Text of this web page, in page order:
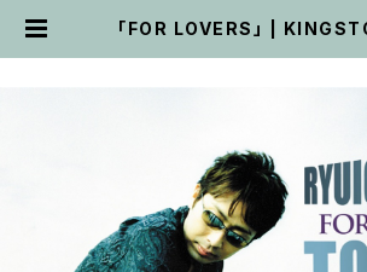
「FOR LOVERS」 |